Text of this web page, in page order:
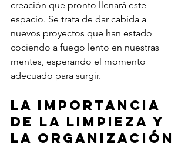
creación que pronto llenará este
espacio. Se trata de dar cabida a
nuevos proyectos que han estado
cociendo a fuego lento en nuestras
mentes, esperando el momento
adecuado para surgir.
La importancia
de la limpieza y
la organización